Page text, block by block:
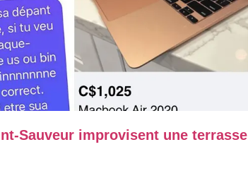
Sauveur improvisent une terrasse